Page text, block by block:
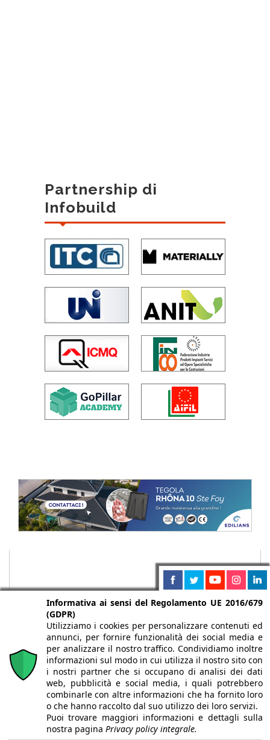
Partnership di
Infobuild
Chi siamo Autori Per la tua pubblicità
Iscriviti alla
newsletter
Informativa ai sensi del Regolamento UE 2016/679
(GDPR)
Utilizziamo i cookies per personalizzare contenuti ed
annunci, per fornire funzionalità dei social media e
per analizzare il nostro traffico. Condividiamo inoltre
informazioni sul modo in cui utilizza il nostro sito con
i nostri partner che si occupano di analisi dei dati
web, pubblicità e social media, i quali potrebbero
combinarle con altre informazioni che ha fornito loro
o che hanno raccolto dal suo utilizzo dei loro servizi.
Puoi trovare maggiori informazioni e dettagli sulla
nostra pagina Privacy policy integrale.